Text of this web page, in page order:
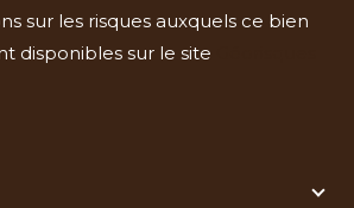
sur les risques auxquels ce bien
disponibles sur le site